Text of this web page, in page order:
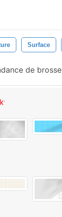
Surface
de brosse